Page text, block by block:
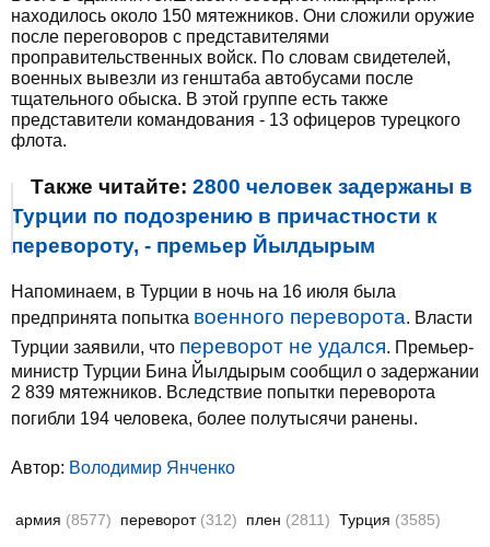
находилось около 150 мятежников. Они сложили оружие
после переговоров с представителями
проправительственных войск. По словам свидетелей,
военных вывезли из генштаба автобусами после
тщательного обыска. В этой группе есть также
представители командования - 13 офицеров турецкого
флота.
Также читайте: 2800 человек задержаны в
Турции по подозрению в причастности к
перевороту, - премьер Йылдырым
Напоминаем, в Турции в ночь на 16 июля была
предпринята попытка военного переворота. Власти
Турции заявили, что переворот не удался. Премьер-
министр Турции Бина Йылдырым сообщил о задержании
2 839 мятежников. Вследствие попытки переворота
погибли 194 человека, более полутысячи ранены.
Автор: Володимир Янченко
армия (8577) переворот (312) плен (2811) Турция (3585)